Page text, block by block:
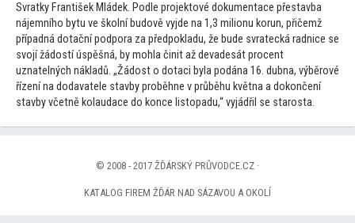
Svratky František Mládek. Podle projektové dokumentace přestavba
nájemního bytu ve školní budově vyjde na 1,3 milionu korun, přičemž
případná dotační podpora za předpokladu, že bude svratecká radnice se
svojí žádostí úspěšná, by mohla činit až devadesát procent
uznatelných nákladů. „Žádost o dotaci byla podána 16. dubna, výběrové
řízení na dodavatele stavby proběhne v průběhu května a dokončení
stavby včetně kolaudace do konce listopadu,“ vyjádřil se starosta.
© 2008 - 2017 ŽĎÁRSKÝ PRŮVODCE.CZ ·
KATALOG FIREM ŽĎÁR NAD SÁZAVOU A OKOLÍ